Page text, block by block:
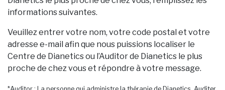
informations suivantes.
Veuillez entrer votre nom, votre code postal et votre
adresse e-mail afin que nous puissions localiser le
Centre de Dianetics ou l’Auditor de Dianetics le plus
proche de chez vous et répondre à votre message.